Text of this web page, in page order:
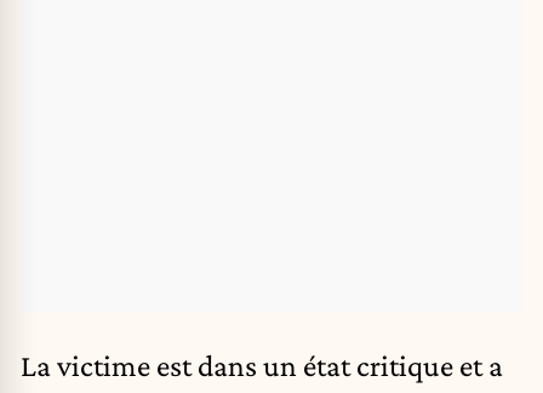
La victime est dans un état critique et a